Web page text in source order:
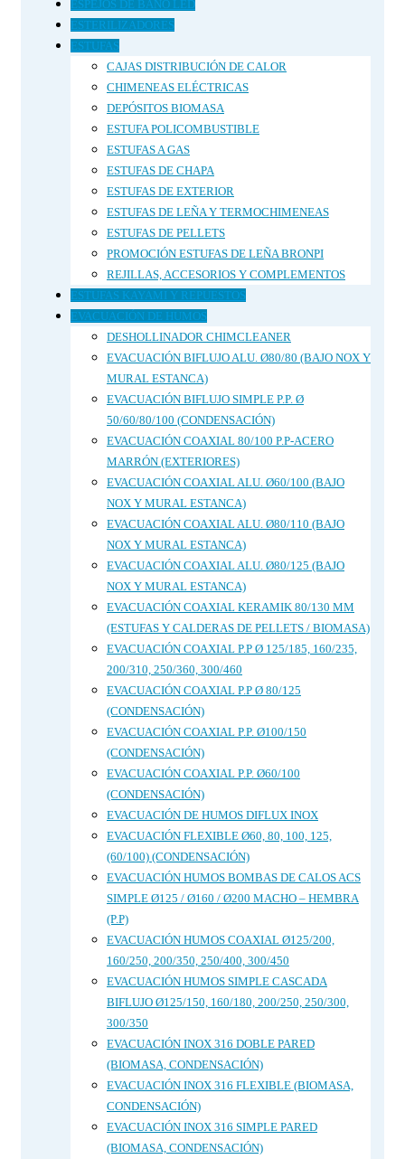
ESPEJOS DE BAÑO LED
ESTERILIZADORES
ESTUFAS
CAJAS DISTRIBUCIÓN DE CALOR
CHIMENEAS ELÉCTRICAS
DEPÓSITOS BIOMASA
ESTUFA POLICOMBUSTIBLE
ESTUFAS A GAS
ESTUFAS DE CHAPA
ESTUFAS DE EXTERIOR
ESTUFAS DE LEÑA Y TERMOCHIMENEAS
ESTUFAS DE PELLETS
PROMOCIÓN ESTUFAS DE LEÑA BRONPI
REJILLAS, ACCESORIOS Y COMPLEMENTOS
ESTUFAS KAYAMI Y REPUESTOS
EVACUACIÓN DE HUMOS
DESHOLLINADOR CHIMCLEANER
EVACUACIÓN BIFLUJO ALU. Ø80/80 (BAJO NOX Y
MURAL ESTANCA)
EVACUACIÓN BIFLUJO SIMPLE P.P. Ø
50/60/80/100 (CONDENSACIÓN)
EVACUACIÓN COAXIAL 80/100 P.P-ACERO
MARRÓN (EXTERIORES)
EVACUACIÓN COAXIAL ALU. Ø60/100 (BAJO
NOX Y MURAL ESTANCA)
EVACUACIÓN COAXIAL ALU. Ø80/110 (BAJO
NOX Y MURAL ESTANCA)
EVACUACIÓN COAXIAL ALU. Ø80/125 (BAJO
NOX Y MURAL ESTANCA)
EVACUACIÓN COAXIAL KERAMIK 80/130 MM
(ESTUFAS Y CALDERAS DE PELLETS / BIOMASA)
EVACUACIÓN COAXIAL P.P Ø 125/185, 160/235,
200/310, 250/360, 300/460
EVACUACIÓN COAXIAL P.P Ø 80/125
(CONDENSACIÓN)
EVACUACIÓN COAXIAL P.P. Ø100/150
(CONDENSACIÓN)
EVACUACIÓN COAXIAL P.P. Ø60/100
(CONDENSACIÓN)
EVACUACIÓN DE HUMOS DIFLUX INOX
EVACUACIÓN FLEXIBLE Ø60, 80, 100, 125,
(60/100) (CONDENSACIÓN)
EVACUACIÓN HUMOS BOMBAS DE CALOS ACS
SIMPLE Ø125 / Ø160 / Ø200 MACHO – HEMBRA
(P.P)
EVACUACIÓN HUMOS COAXIAL Ø125/200,
160/250, 200/350, 250/400, 300/450
EVACUACIÓN HUMOS SIMPLE CASCADA
BIFLUJO Ø125/150, 160/180, 200/250, 250/300,
300/350
EVACUACIÓN INOX 316 DOBLE PARED
(BIOMASA, CONDENSACIÓN)
EVACUACIÓN INOX 316 FLEXIBLE (BIOMASA,
CONDENSACIÓN)
EVACUACIÓN INOX 316 SIMPLE PARED
(BIOMASA, CONDENSACIÓN)